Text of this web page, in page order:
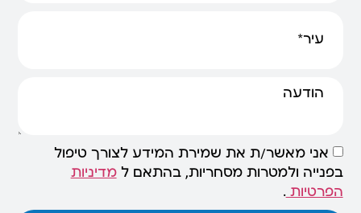
אני מאשר/ת את שמירת המידע לצורך טיפול
בפנייה ולמטרות מסחריות, בהתאם למדיניות
הפרטיות.